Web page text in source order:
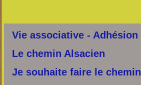
Vie associative - Adhésion
Le chemin Alsacien
Je souhaite faire le chemin